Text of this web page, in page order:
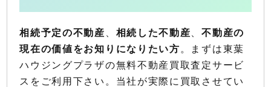
相続予定の不動産、 相続した不動産、不動産の
現在の価値をお知りになりたい方。まずは東葉
ハウジングプラザの無料不動産買取査定サービ
スをご利用下さい。当社が実際に買取させてい